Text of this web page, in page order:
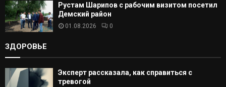
Рустам Шарипов с рабочим визитом посетил
Демский район
01.08.2026 0
ЗДОРОВЬЕ
Эксперт рассказала, как справиться с
тревогой